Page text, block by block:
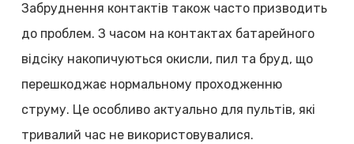
Забруднення контактів також часто призводить
до проблем. З часом на контактах батарейного
відсіку накопичуються окисли, пил та бруд, що
перешкоджає нормальному проходженню
струму. Це особливо актуально для пультів, які
тривалий час не використовувалися.